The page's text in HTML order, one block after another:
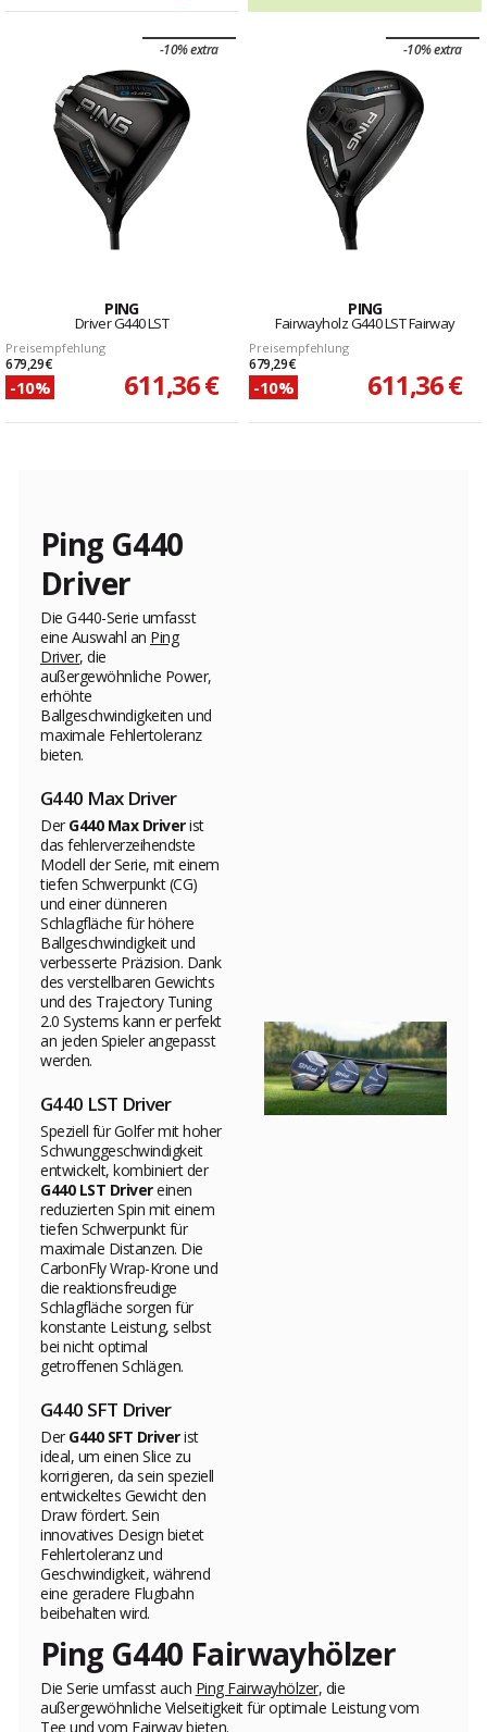
-10% extra
PING
Driver G440 LST
Preisempfehlung
679,29 €
-10% 611,36 €
-10% extra
PING
Fairwayholz G440 LST Fairway
Preisempfehlung
679,29 €
-10% 611,36 €
Ping G440
Driver
Die G440-Serie umfasst
eine Auswahl an Ping
Driver, die
außergewöhnliche Power,
erhöhte
Ballgeschwindigkeiten und
maximale Fehlertoleranz
bieten.
G440 Max Driver
Der G440 Max Driverist
das fehlerverzeihendste
Modell der Serie, mit einem
tiefen Schwerpunkt (CG)
und einer dünneren
Schlagfläche für höhere
Ballgeschwindigkeit und
verbesserte Präzision. Dank
des verstellbaren Gewichts
und des Trajectory Tuning
2.0 Systems kann er perfekt
an jeden Spieler angepasst
werden.
G440 LST Driver
Speziell für Golfer mit hoher
Schwunggeschwindigkeit
entwickelt, kombiniert der
G440 LST Drivereinen
reduzierten Spin mit einem
tiefen Schwerpunkt für
maximale Distanzen. Die
CarbonFly Wrap-Krone und
die reaktionsfreudige
Schlagfläche sorgen für
konstante Leistung, selbst
bei nicht optimal
getroffenen Schlägen.
G440 SFT Driver
Der G440 SFT Driverist
ideal, um einen Slice zu
korrigieren, da sein speziell
entwickeltes Gewicht den
Draw fördert. Sein
innovatives Design bietet
Fehlertoleranz und
Geschwindigkeit, während
eine geradere Flugbahn
beibehalten wird.
Ping G440 Fairwayhölzer
Die Serie umfasst auch Ping Fairwayhölzer, die
außergewöhnliche Vielseitigkeit für optimale Leistung vom
Tee und vom Fairway bieten.